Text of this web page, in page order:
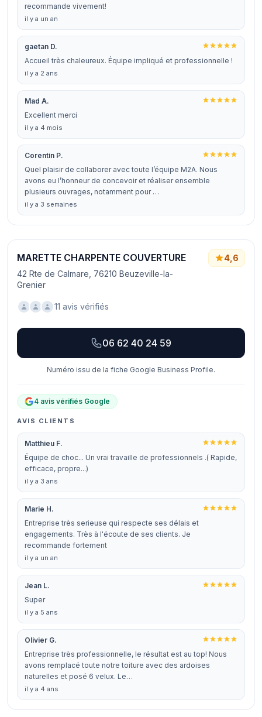
recommande vivement!
il y a un an
gaetan D.
Accueil très chaleureux. Équipe impliqué et professionnelle !
il y a 2 ans
Mad A.
Excellent merci
il y a 4 mois
Corentin P.
Quel plaisir de collaborer avec toute l’équipe M2A. Nous
avons eu l’honneur de concevoir et réaliser ensemble
plusieurs ouvrages, notamment pour …
il y a 3 semaines
MARETTE CHARPENTE COUVERTURE
42 Rte de Calmare, 76210 Beuzeville-la-
Grenier
4,6
11 avis vérifiés
06 62 40 24 59
Numéro issu de la fiche Google Business Profile.
4 avis vérifiés Google
AVIS CLIENTS
Matthieu F.
Équipe de choc... Un vrai travaille de professionnels .( Rapide,
efficace, propre...)
il y a 3 ans
Marie H.
Entreprise très serieuse qui respecte ses délais et
engagements. Très à l'écoute de ses clients. Je
recommande fortement
il y a un an
Jean L.
Super
il y a 5 ans
Olivier G.
Entreprise très professionnelle, le résultat est au top! Nous
avons remplacé toute notre toiture avec des ardoises
naturelles et posé 6 velux. Le…
il y a 4 ans